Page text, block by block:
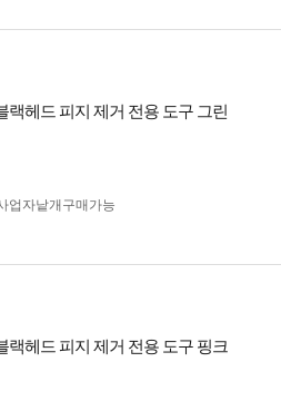
랙헤드 피지 제거 전용 도구 그린
업자 낱개구매가능
랙헤드 피지 제거 전용 도구 핑크